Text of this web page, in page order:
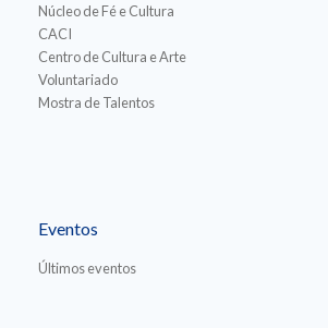
Núcleo de Fé e Cultura
CACI
Centro de Cultura e Arte
Voluntariado
Mostra de Talentos
Eventos
Últimos eventos